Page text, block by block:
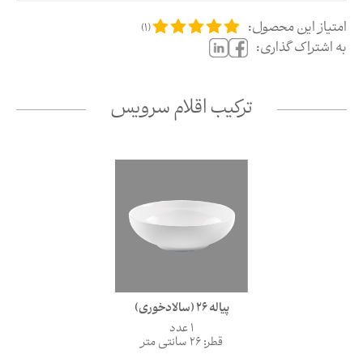
امتیاز این محصول:
(
1
)
به اشتراک گذاری:
ترکیب اقلام سرویس
پیاله 26 (سالادخوری)
1 عدد
قطر: 26 سانتی متر